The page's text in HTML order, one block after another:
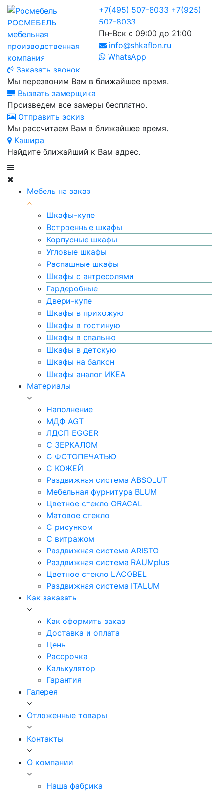
РОСМЕБЕЛЬ
мебельная
производственная
компания
+7(495) 507-8033 +7(925)
507-8033
Пн-Вск с 09:00 до 21:00
info@shkaflon.ru
WhatsApp
Заказать звонок
Мы перезвоним Вам в ближайшее время.
Вызвать замерщика
Произведем все замеры бесплатно.
Отправить эскиз
Мы рассчитаем Вам в ближайшее время.
Кашира
Найдите ближайший к Вам адрес.
Мебель на заказ
Шкафы-купе
Встроенные шкафы
Корпусные шкафы
Угловые шкафы
Распашные шкафы
Шкафы с антресолями
Гардеробные
Двери-купе
Шкафы в прихожую
Шкафы в гостиную
Шкафы в спальню
Шкафы в детскую
Шкафы на балкон
Шкафы аналог ИКЕА
Материалы
Наполнение
МДФ AGT
ЛДСП EGGER
С ЗЕРКАЛОМ
С ФОТОПЕЧАТЬЮ
С КОЖЕЙ
Раздвижная система ABSOLUT
Мебельная фурнитура BLUM
Цветное стекло ORACAL
Матовое стекло
C рисунком
C витражом
Раздвижная система ARISTO
Раздвижная система RAUMplus
Цветное стекло LACOBEL
Раздвижная система ITALUM
Как заказать
Как оформить заказ
Доставка и оплата
Цены
Рассрочка
Калькулятор
Гарантия
Галерея
Отложенные товары
Контакты
О компании
Наша фабрика